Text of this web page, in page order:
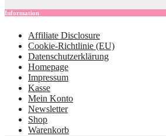
Information
Affiliate Disclosure
Cookie-Richtlinie (EU)
Datenschutzerklärung
Homepage
Impressum
Kasse
Mein Konto
Newsletter
Shop
Warenkorb